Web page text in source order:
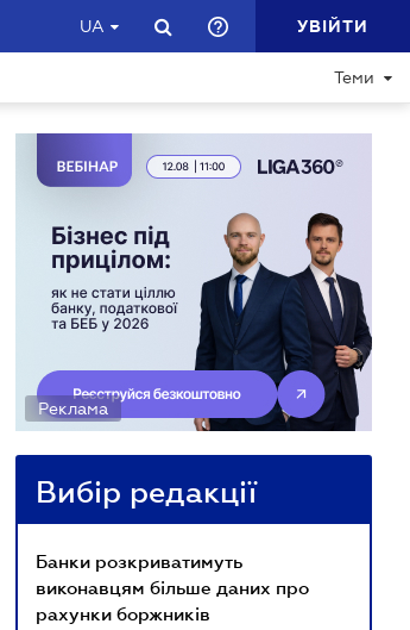
UA УВІЙТИ
Теми
Реклама
Вибір редакції
Банки розкриватимуть
виконавцям більше даних про
рахунки боржників